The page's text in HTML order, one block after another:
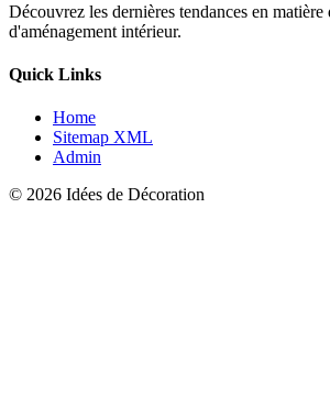
Découvrez les dernières tendances en matière
d'aménagement intérieur.
Quick Links
Home
Sitemap XML
Admin
© 2026 Idées de Décoration